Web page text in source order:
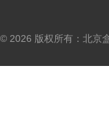
© 2026 版权所有：北京